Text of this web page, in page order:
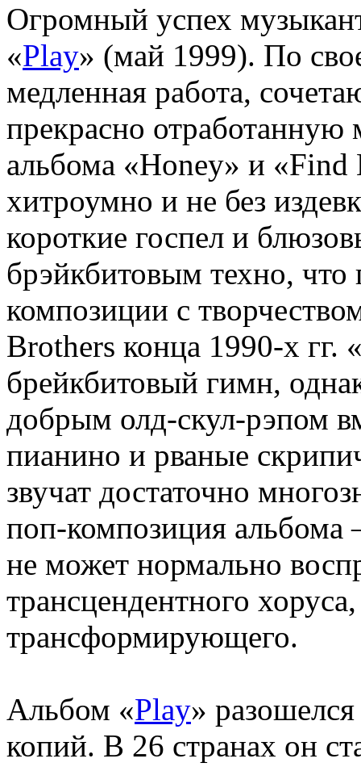
Огромный успех
«Play» (май 1999). По
медленная работа,
прекрасно отработанную
альбома «Honey» и «Find
хитроумно и не без
короткие госпел и
брэйкбитовым техно, что
композиции с
Brothers конца 1990-х
брейкбитовый гимн,
добрым олд-скул-рэпом
пианино и рваные
звучат достаточно
поп-композиция альбома
не может нормально
трансцендентного
трансформирующего.
Альбом «Play»
копий. В 26 странах он